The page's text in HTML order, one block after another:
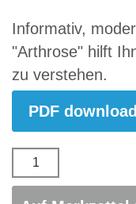
Informativ,
"Arthrose" hilft
zu verstehen.
PDF